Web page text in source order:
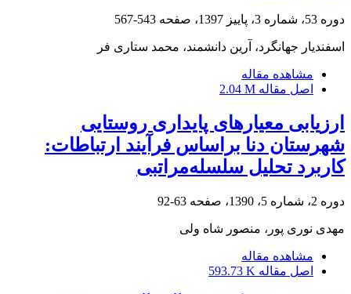
دوره 53، شماره 3، پاییز 1397، صفحه 543-567
اسفندیار جهانگرد، آرین دانشمند، محمد ستاری فر
مشاهده مقاله
اصل مقاله 2.04 M
ارزیابی معیارهای پایداری روستایی
شهرستان دنا براساس فرآیند ارتباطات:
کاربرد تحلیل سلسله‌مراتبی
دوره 2، شماره 5، 1390، صفحه 63-92
مهدی نوری پور، منصور شاه ولی
مشاهده مقاله
اصل مقاله 593.73 K